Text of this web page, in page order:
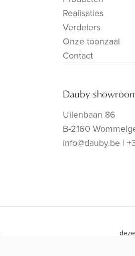
Realisaties
Verdelers
Onze toonzaal
Contact
Dauby
Uilenbaan 86
B-2160
info@dauby.be |